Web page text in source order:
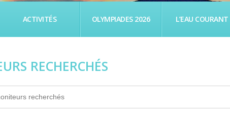
ACTIVITÉS OLYMPIADES 2026 L’EAU COURANT
RECHERCHÉS
recherchés